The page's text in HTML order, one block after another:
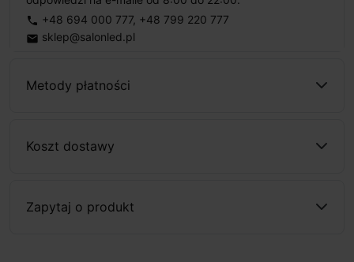
phone +48 694 000 777, +48 799 220 777
email sklep@salonled.pl
Metody płatności
Koszt dostawy
Zapytaj o produkt